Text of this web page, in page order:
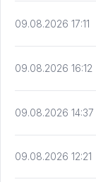
09.08.2026 17:11
09.08.2026 16:12
09.08.2026 14:37
09.08.2026 12:21